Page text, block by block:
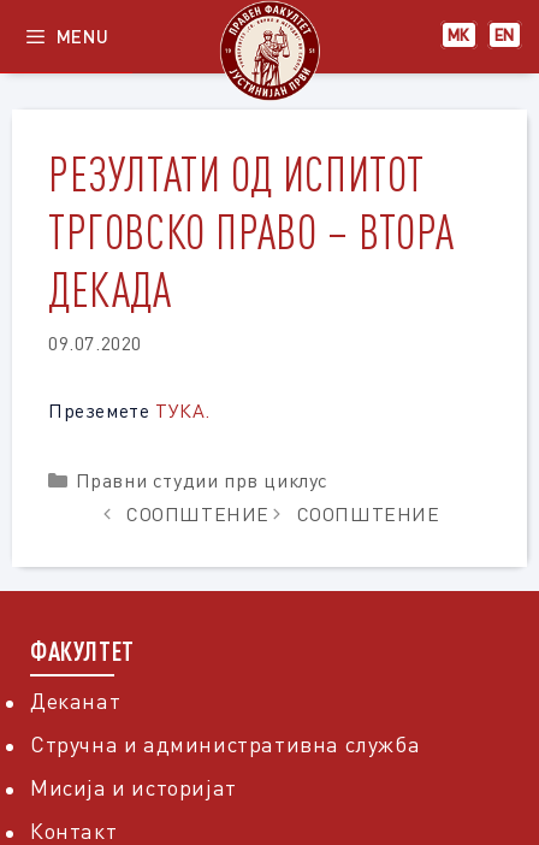
content
МК EN
MENU
РЕЗУЛТАТИ ОД ИСПИТОТ
ТРГОВСКО ПРАВО – ВТОРА
ДЕКАДА
09.07.2020
Преземете ТУКА.
Categories
Правни студии прв циклус
СООПШТЕНИЕ
СООПШТЕНИЕ
ФАКУЛТЕТ
Деканат
Стручна и административна служба
Мисија и историјат
Контакт